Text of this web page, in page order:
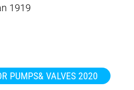
1919
PUMPS& VALVES 2020